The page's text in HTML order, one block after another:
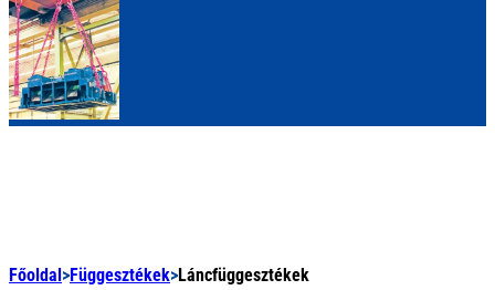
Főoldal>Függesztékek>Láncfüggesztékek